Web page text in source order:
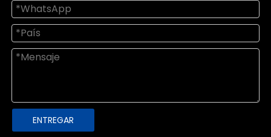
ENTREGAR